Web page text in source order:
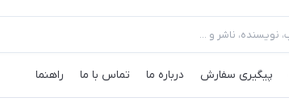
پیگیری سفارش درباره ما تماس با ما راهنما